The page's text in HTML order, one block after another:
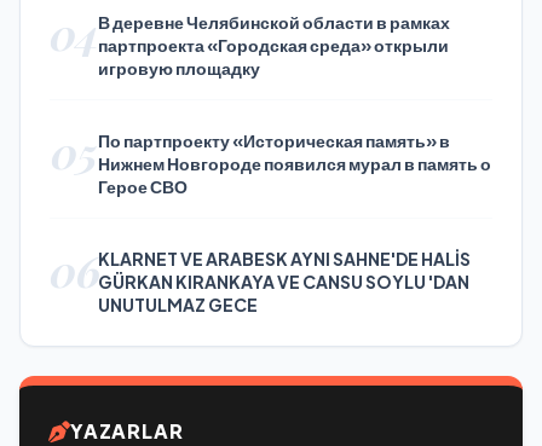
04В деревне Челябинской области в рамках
партпроекта «Городская среда» открыли
игровую площадку
05По партпроекту «Историческая память» в
Нижнем Новгороде появился мурал в память о
Герое СВО
06KLARNET VE ARABESK AYNI SAHNE'DE HALİS
GÜRKAN KIRANKAYA VE CANSU SOYLU 'DAN
UNUTULMAZ GECE
YAZARLAR